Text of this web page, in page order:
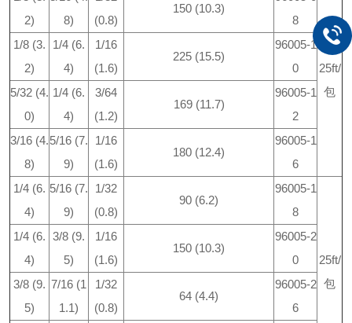
2)
8)
(0.8)
150 (10.3)
8
25ft/
包
1/8 (3.
2)
1/4 (6.
4)
1/16
(1.6)
225 (15.5)
96005-1
0
5/32 (4.
0)
1/4 (6.
4)
3/64
(1.2)
169 (11.7)
96005-1
2
3/16 (4.
8)
5/16 (7.
9)
1/16
(1.6)
180 (12.4)
96005-1
6
1/4 (6.
4)
5/16 (7.
9)
1/32
(0.8)
90 (6.2)
96005-1
8
25ft/
包
1/4 (6.
4)
3/8 (9.
5)
1/16
(1.6)
150 (10.3)
96005-2
0
3/8 (9.
5)
7/16 (1
1.1)
1/32
(0.8)
64 (4.4)
96005-2
6